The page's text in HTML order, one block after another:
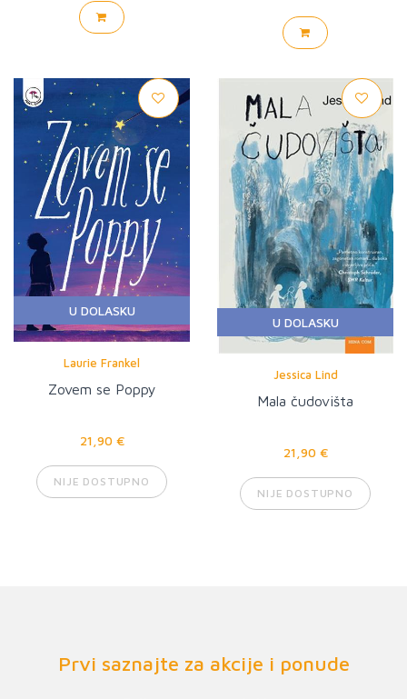
U DOLASKU
Laurie Frankel
Zovem se Poppy
21,90 €
NIJE DOSTUPNO
U DOLASKU
Jessica Lind
Mala čudovišta
21,90 €
NIJE DOSTUPNO
Prvi saznajte za akcije i ponude